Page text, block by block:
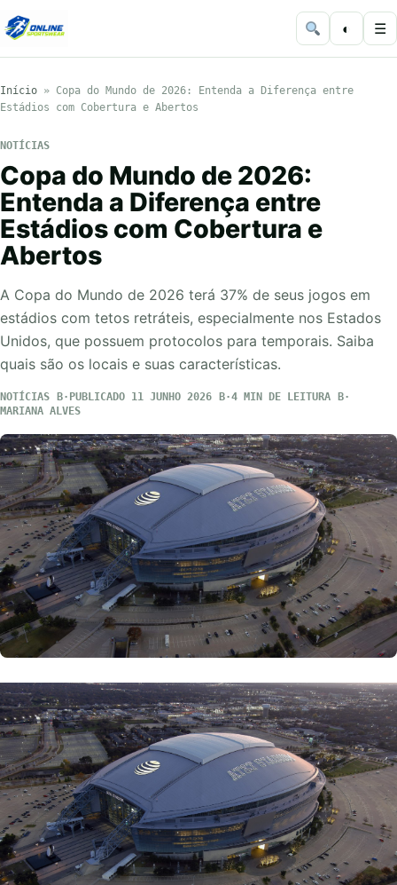
◐ ☰
Início » Copa do Mundo de 2026: Entenda a Diferença entre
Estádios com Cobertura e Abertos
NOTÍCIAS
Copa do Mundo de 2026:
Entenda a Diferença entre
Estádios com Cobertura e
Abertos
A Copa do Mundo de 2026 terá 37% de seus jogos em
estádios com tetos retráteis, especialmente nos Estados
Unidos, que possuem protocolos para temporais. Saiba
quais são os locais e suas características.
NOTÍCIAS PUBLICADO 11 JUNHO 2026
4 MIN DE LEITURA
MARIANA ALVES